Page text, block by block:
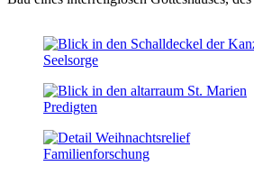
Seelsorge
Predigten
Familien­forschung